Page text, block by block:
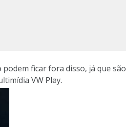
ficar fora disso, já que são
VW Play.